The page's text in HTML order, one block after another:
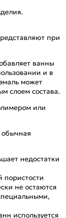
при
ванны
и в
может
слоем состава.
или
недостатки
пористости
не остаются
используется